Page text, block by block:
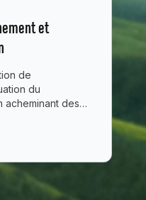
et
de
du
acheminant des